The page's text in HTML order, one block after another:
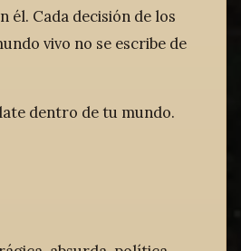
él. Cada decisión de los
vivo no se escribe de
dentro de tu mundo.